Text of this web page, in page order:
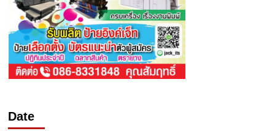
Date